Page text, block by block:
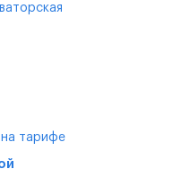
тарифе